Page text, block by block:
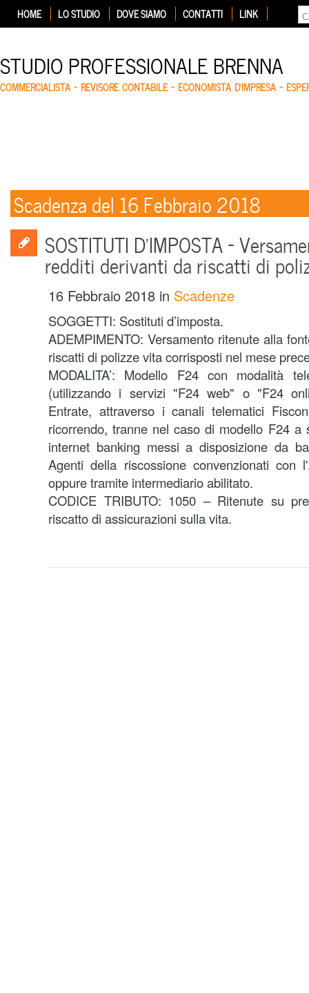
HOME LO STUDIO DOVE SIAMO CONTATTI LINK
STUDIO PROFESSIONALE BRENNA
COMMERCIALISTA – REVISORE CONTABILE – ECONOMISTA D'IMPRESA –
Scadenza del 16 Febbraio 2018
SOSTITUTI D’IMPOSTA –
redditi derivanti da riscatti di
16 Febbraio 2018 in Scadenze
SOGGETTI: Sostituti d’imposta.
ADEMPIMENTO: Versamento ritenute alla
riscatti di polizze vita corrisposti nel mese
MODALITA’: Modello F24 con modalità
(utilizzando i servizi "F24 web" o "F24
Entrate, attraverso i canali telematici
ricorrendo, tranne nel caso di modello F24
internet banking messi a disposizione da
Agenti della riscossione convenzionati con
oppure tramite intermediario abilitato.
CODICE TRIBUTO: 1050 – Ritenute su
riscatto di assicurazioni sulla vita.